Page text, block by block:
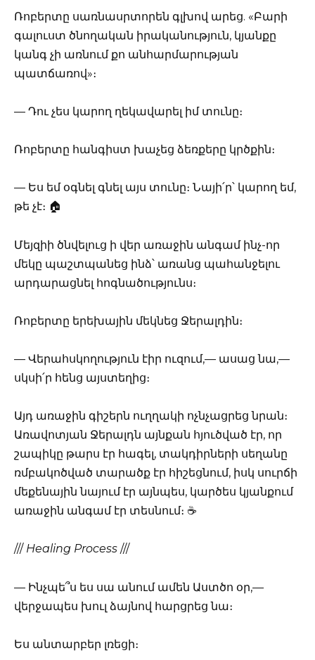
Ռոբերտը սառնասրտորեն գլխով արեց. «Բարի
գալուստ ծնողական իրականություն, կյանքը
կանգ չի առնում քո անհարմարության
պատճառով»։
— Դու չես կարող ղեկավարել իմ տունը։
Ռոբերտը հանգիստ խաչեց ձեռքերը կրծքին։
— Ես եմ օգնել գնել այս տունը։ Նայի՛ր՝ կարող եմ,
թե չէ։ 🏠
Մեյզիի ծնվելուց ի վեր առաջին անգամ ինչ-որ
մեկը պաշտպանեց ինձ՝ առանց պահանջելու
արդարացնել հոգնածությունս։
Ռոբերտը երեխային մեկնեց Ջերալդին։
— Վերահսկողություն էիր ուզում,— ասաց նա,—
սկսի՛ր հենց այստեղից։
Այդ առաջին գիշերն ուղղակի ոչնչացրեց նրան։
Առավոտյան Ջերալդն այնքան հյուծված էր, որ
շապիկը թարս էր հագել, տակդիրների սեղանը
ռմբակոծված տարածք էր հիշեցնում, իսկ սուրճի
մեքենային նայում էր այնպես, կարծես կյանքում
առաջին անգամ էր տեսնում։ ☕
/// Healing Process ///
— Ինչպե՞ս ես սա անում ամեն Աստծո օր,—
վերջապես խուլ ձայնով հարցրեց նա։
Ես անտարբեր լռեցի։